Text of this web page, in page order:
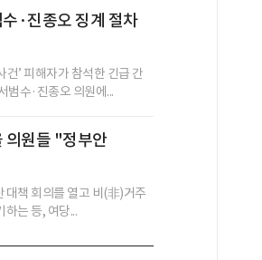
·진종오 징계 절차
’ 피해자가 참석한 긴급 간
범수·진종오 의원에...
의원들 "정부안
대책 회의를 열고 비(非)거주
는 등, 여당...